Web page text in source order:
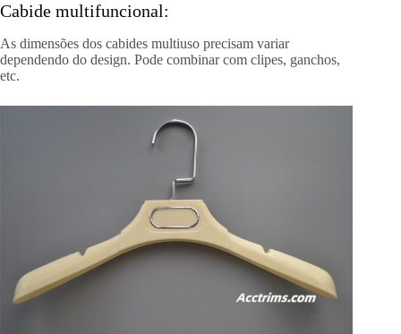
Cabide multifuncional:
As dimensões dos cabides multiuso precisam variar
dependendo do design. Pode combinar com clipes, ganchos,
etc.